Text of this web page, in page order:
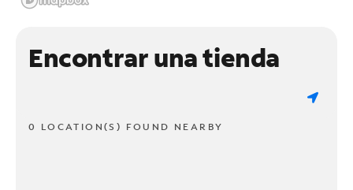
Encontrar una tienda
0 LOCATION(S) FOUND NEARBY